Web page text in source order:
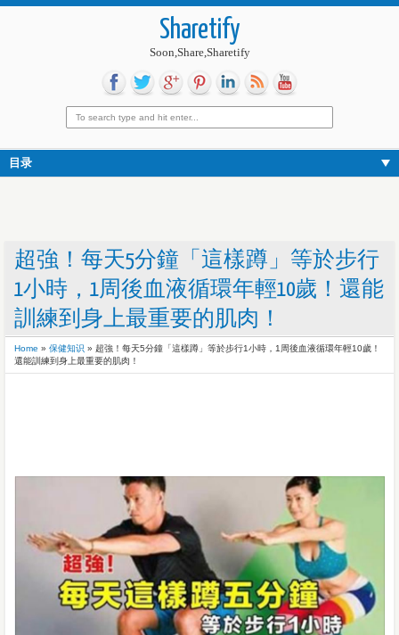
Sharetify
Soon,Share,Sharetify
目录
超強！每天5分鐘「這樣蹲」等於步行
1小時，1周後血液循環年輕10歲！還能
訓練到身上最重要的肌肉！
Home » 保健知识 » 超強！每天5分鐘「這樣蹲」等於步行1小時，1周後血液循環年輕10歲！
還能訓練到身上最重要的肌肉！